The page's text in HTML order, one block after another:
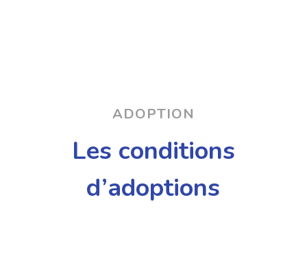
ADOPTION
Les conditions
d’adoptions